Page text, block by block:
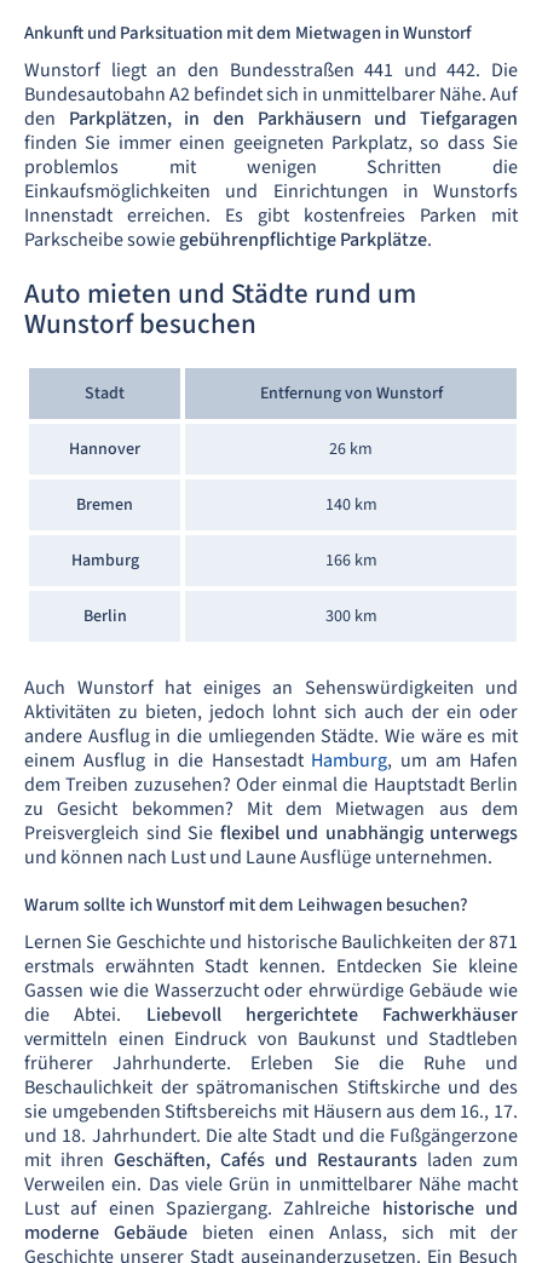
Ankunft und Parksituation mit dem Mietwagen in Wunstorf
Wunstorf liegt an den Bundesstraßen 441 und 442. Die
Bundesautobahn A2 befindet sich in unmittelbarer Nähe. Auf
den Parkplätzen, in den Parkhäusern und Tiefgaragen
finden Sie immer einen geeigneten Parkplatz, so dass Sie
problemlos mit wenigen Schritten die
Einkaufsmöglichkeiten und Einrichtungen in Wunstorfs
Innenstadt erreichen. Es gibt kostenfreies Parken mit
Parkscheibe sowiegebührenpflichtige Parkplätze.
Auto mieten und Städte rund um
Wunstorf besuchen
Stadt Entfernung von Wunstorf
Hannover 26 km
Bremen 140 km
Hamburg 166 km
Berlin 300 km
Auch Wunstorf hat einiges an Sehenswürdigkeiten und
Aktivitäten zu bieten, jedoch lohnt sich auch der ein oder
andere Ausflug in die umliegenden Städte. Wie wäre es mit
einem Ausflug in die Hansestadt Hamburg, um am Hafen
dem Treiben zuzusehen? Oder einmal die Hauptstadt Berlin
zu Gesicht bekommen? Mit dem Mietwagen aus dem
Preisvergleich sind Sie flexibel und unabhängig unterwegs
und können nach Lust und Laune Ausflüge unternehmen.
Warum sollte ich Wunstorf mit dem Leihwagen besuchen?
Lernen Sie Geschichte und historische Baulichkeiten der 871
erstmals erwähnten Stadt kennen. Entdecken Sie kleine
Gassen wie die Wasserzucht oder ehrwürdige Gebäude wie
die Abtei. Liebevoll hergerichtete Fachwerkhäuser
vermitteln einen Eindruck von Baukunst und Stadtleben
früherer Jahrhunderte. Erleben Sie die Ruhe und
Beschaulichkeit der spätromanischen Stiftskirche und des
sie umgebenden Stiftsbereichs mit Häusern aus dem 16., 17.
und 18. Jahrhundert. Die alte Stadt und die Fußgängerzone
mit ihren Geschäften, Cafés und Restaurants laden zum
Verweilen ein. Das viele Grün in unmittelbarer Nähe macht
Lust auf einen Spaziergang. Zahlreiche historische und
moderne Gebäude bieten einen Anlass, sich mit der
Geschichte unserer Stadt auseinanderzusetzen. Ein Besuch